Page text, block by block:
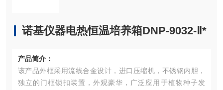
诺基仪器电热恒温培养箱DNP-9032-Ⅱ*
产品简介：
该产品外框采用流线合金设计，进口压缩机，不锈钢内胆，
独立的门框锁扣装置，外观豪华，广泛应用于植物种子发